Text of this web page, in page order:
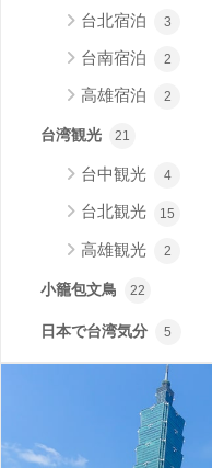
台北宿泊 3
台南宿泊 2
高雄宿泊 2
台湾観光 21
台中観光 4
台北観光 15
高雄観光 2
小籠包文鳥 22
日本で台湾気分 5